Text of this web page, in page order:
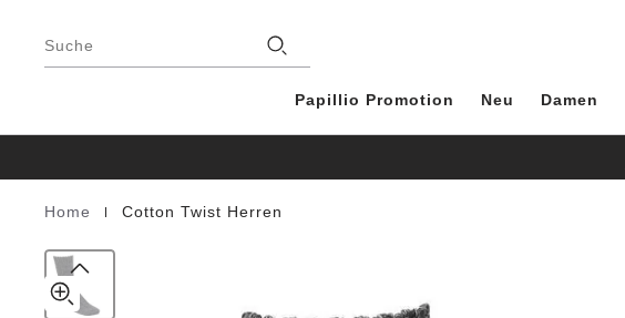
Suche
Papillio Promotion Neu Damen
Homepage
Home Cotton Twist Herren
Cotton/Polyamid/Elastane
product